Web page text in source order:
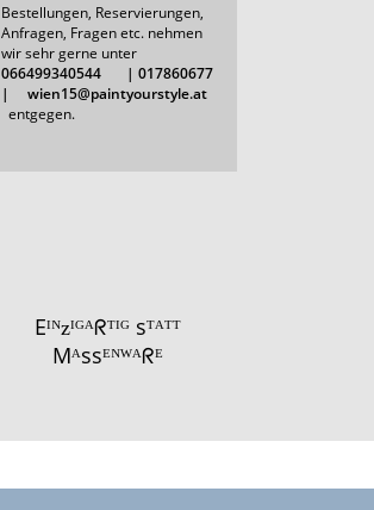
Bestellungen, Reservierungen,
Anfragen, Fragen etc. nehmen
wir sehr gerne unter
066499340544 | 017860677
| wien15@paintyourstyle.at
entgegen.
Eᴵᴺᴢᴵᴳᴬᖇᵀᴵᴳ sᵀᴬᵀᵀ
Mᴬssᴱᴺᵂᴬᖇᴱ